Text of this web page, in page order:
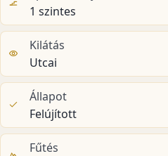
1 szintes
Kilátás
Utcai
Állapot
Felújított
Fűtés